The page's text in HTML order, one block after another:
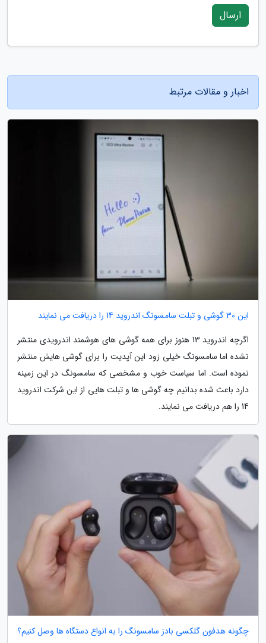
ارسال
اخبار و مقالات مرتبط
این 30 گوشی و تبلت سامسونگ اندروید 14 را دریافت می نمایند
اگرچه اندروید 13 هنوز برای همه گوشی های هوشمند اندرویدی منتشر
نشده اما سامسونگ خیلی زود این آپدیت را برای گوشی هایش منتشر
نموده است. اما سیاست خوب و مشخصی که سامسونگ در این زمینه
دارد باعث شده بدانیم چه گوشی ها و تبلت هایی از این شرکت اندروید
14 را هم دریافت می نمایند.
چگونه هدفون گلکسی بادز سامسونگ را به انواع دستگاه ها وصل کنیم؟